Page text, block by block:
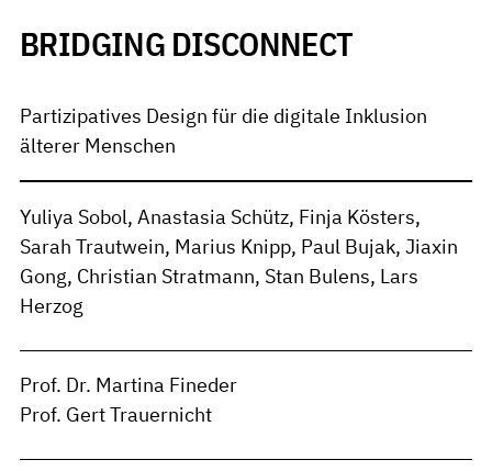
BRIDGING DISCONNECT
Partizipatives Design für die digitale Inklusion
älterer Menschen
Yuliya Sobol, Anastasia Schütz, Finja Kösters,
Sarah Trautwein, Marius Knipp, Paul Bujak, Jiaxin
Gong, Christian Stratmann, Stan Bulens, Lars
Herzog
Prof. Dr. Martina Fineder
Prof. Gert Trauernicht